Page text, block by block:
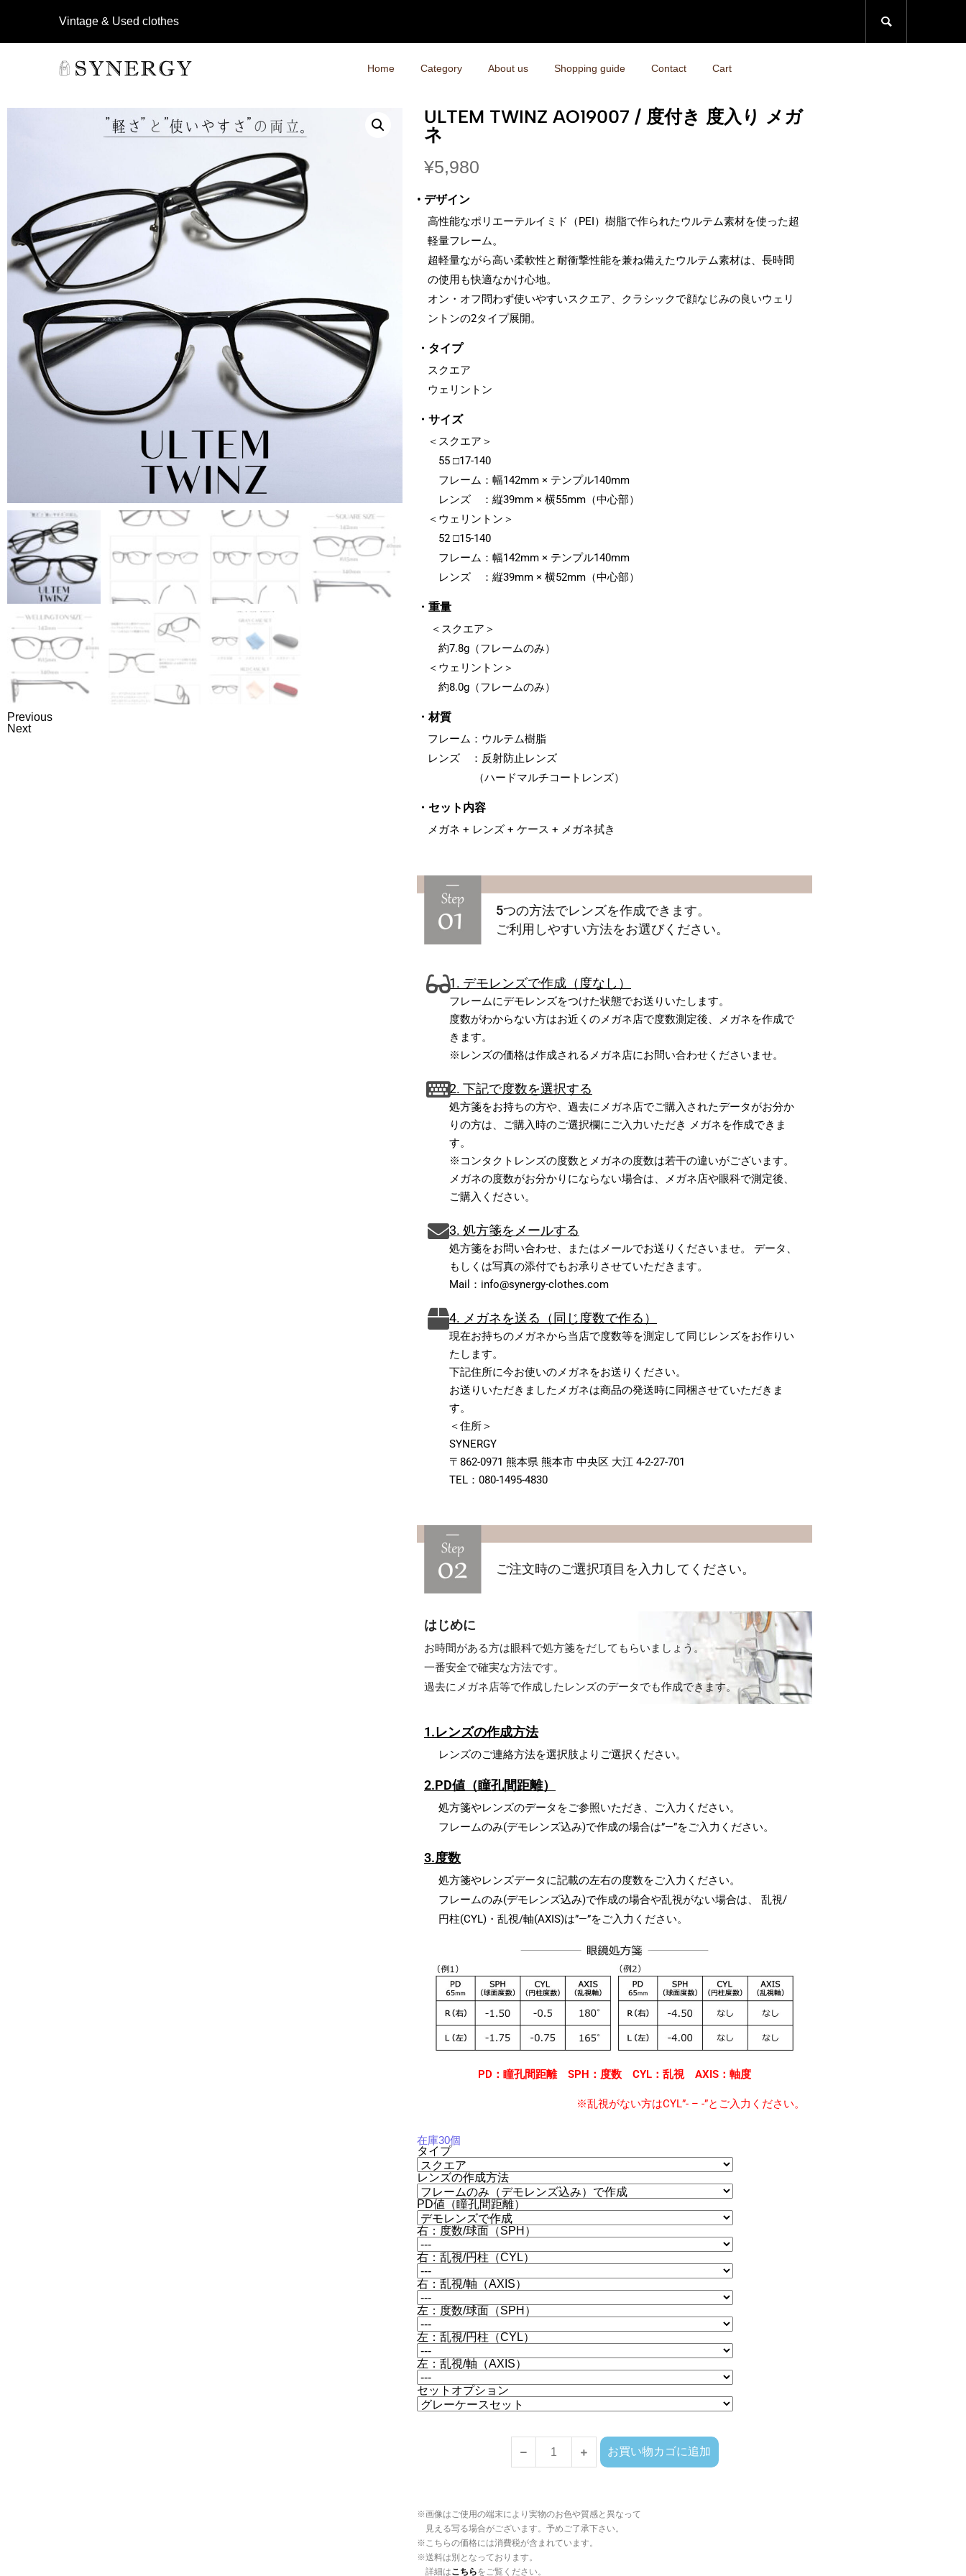
Vintage & Used clothes 
Home Category About us Shopping guide Contact Cart
Previous
Next
ULTEM TWINZ AO19007 / 度付き 度入り メガ
ネ
¥5,980
• デザイン
高性能なポリエーテルイミド（PEI）樹脂で作られたウルテム素材を使った超
軽量フレーム。
超軽量ながら高い柔軟性と耐衝撃性能を兼ね備えたウルテム素材は、長時間
の使用も快適なかけ心地。
オン・オフ問わず使いやすいスクエア、クラシックで顔なじみの良いウェリ
ントンの2タイプ展開。
・タイプ
スクエア
ウェリントン
・サイズ
＜スクエア＞
55 □17-140
フレーム：幅142mm × テンプル140mm
レンズ ：縦39mm × 横55mm（中心部）
＜ウェリントン＞
52 □15-140
フレーム：幅142mm × テンプル140mm
レンズ ：縦39mm × 横52mm（中心部）
・重量
＜スクエア＞
約7.8g（フレームのみ）
＜ウェリントン＞
約8.0g（フレームのみ）
・材質
フレーム：ウルテム樹脂
‌レンズ ：反射防止レンズ
（ハードマルチコートレンズ）
・セット内容
メガネ + レンズ + ケース + メガネ拭き
5つの方法でレンズを作成できます。
ご利用しやすい方法をお選びください。
1. デモレンズで作成（度なし）
フレームにデモレンズをつけた状態でお送りいたします。
度数がわからない方はお近くのメガネ店で度数測定後、メガネを作成で
きます。
※レンズの価格は作成されるメガネ店にお問い合わせくださいませ。
2. 下記で度数を選択する
処方箋をお持ちの方や、過去にメガネ店でご購入されたデータがお分か
りの方は、ご購入時のご選択欄にご入力いただき メガネを作成できま
す。
※コンタクトレンズの度数とメガネの度数は若干の違いがございます。
メガネの度数がお分かりにならない場合は、メガネ店や眼科で測定後、
ご購入ください。
3. 処方箋をメールする
処方箋をお問い合わせ、またはメールでお送りくださいませ。 データ、
もしくは写真の添付でもお承りさせていただきます。
Mail：info@synergy-clothes.com
4. メガネを送る（同じ度数で作る）
現在お持ちのメガネから当店で度数等を測定して同じレンズをお作りい
たします。
下記住所に今お使いのメガネをお送りください。
お送りいただきましたメガネは商品の発送時に同梱させていただきま
す。
＜住所＞
SYNERGY
〒862-0971 熊本県 熊本市 中央区 大江 4-2-27-701
TEL：080-1495-4830
ご注文時のご選択項目を入力してください。
はじめに
お時間がある方は眼科で処方箋をだしてもらいましょう。
一番安全で確実な方法です。
過去にメガネ店等で作成したレンズのデータでも作成できます。
1.レンズの作成方法
レンズのご連絡方法を選択肢よりご選択ください。
2.PD値（瞳孔間距離）
処方箋やレンズのデータをご参照いただき、ご入力ください。
フレームのみ(デモレンズ込み)で作成の場合は”—”をご入力ください。
3.度数
処方箋やレンズデータに記載の左右の度数をご入力ください。
フレームのみ(デモレンズ込み)で作成の場合や乱視がない場合は、 乱視/
円柱(CYL)・乱視/軸(AXIS)は”—”をご入力ください。
PD：瞳孔間距離 SPH：度数 CYL：乱視 AXIS：軸度
※乱視がない方はCYL”- – -”とご入力ください。
在庫30個
タイプ
レンズの作成方法
PD値（瞳孔間距離）
右：度数/球面（SPH）
右：乱視/円柱（CYL）
右：乱視/軸（AXIS）
左：度数/球面（SPH）
左：乱視/円柱（CYL）
左：乱視/軸（AXIS）
セットオプション
お買い物カゴに追加
※画像はご使用の端末により実物のお色や質感と異なって
見える写る場合がございます。予めご了承下さい。
※こちらの価格には消費税が含まれています。
※送料は別となっております。
詳細はこちらをご覧ください。